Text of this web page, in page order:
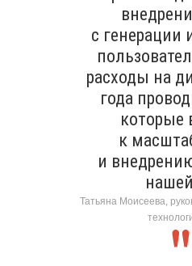
с генерации
расходы на
года
которые
к
и
Татьяна Моисеева,